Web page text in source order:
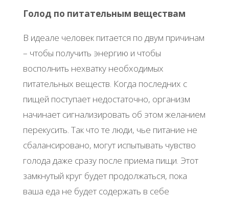
Голод по питательным веществам
В идеале человек питается по двум причинам
– чтобы получить энергию и чтобы
восполнить нехватку необходимых
питательных веществ. Когда последних с
пищей поступает недостаточно, организм
начинает сигнализировать об этом желанием
перекусить. Так что те люди, чье питание не
сбалансировано, могут испытывать чувство
голода даже сразу после приема пищи. Этот
замкнутый круг будет продолжаться, пока
ваша еда не будет содержать в себе